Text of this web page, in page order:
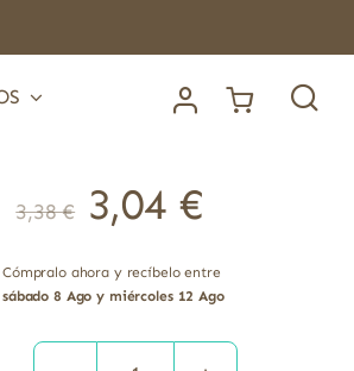
3,38€ 3,04 €
Cómpralo ahora y recíbelo entre
sábado 8 Ago y miércoles 12 Ago